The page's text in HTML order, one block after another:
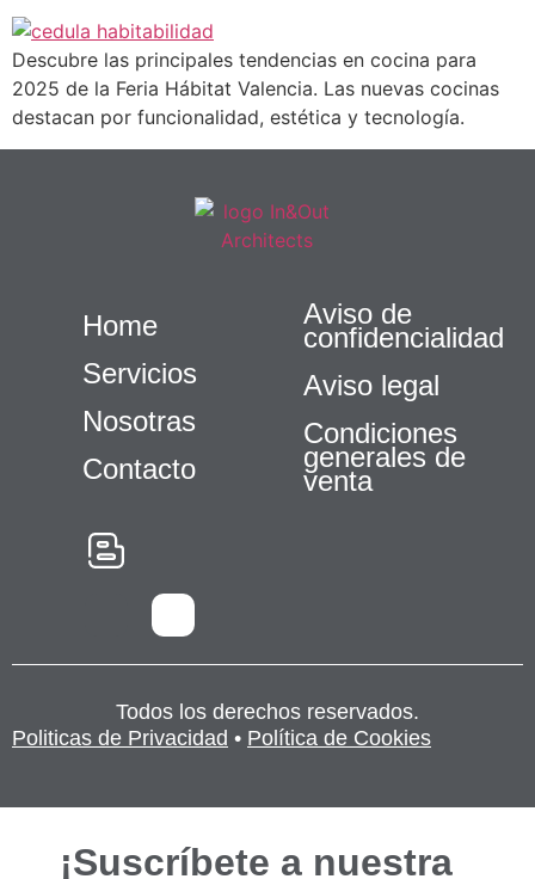
Descubre las principales tendencias en cocina para
2025 de la Feria Hábitat Valencia. Las nuevas cocinas
destacan por funcionalidad, estética y tecnología.
Home
Servicios
Nosotras
Contacto
Aviso de
confidencialidad
Aviso legal
Condiciones
generales de
venta
Todos los derechos reservados.
Politicas de Privacidad • Política de Cookies
necesarias
funcione la
Estadísticas
mejorar la
funcionalidad
se usa la
funcione lo
mejor posible
¡Suscríbete a nuestra